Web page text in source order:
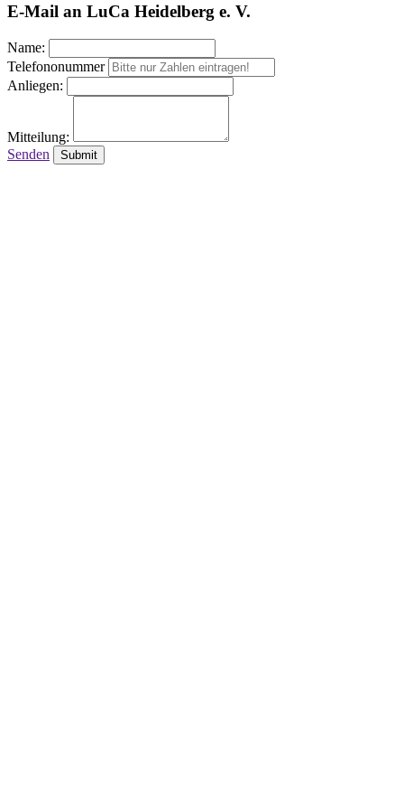
E-Mail an LuCa Heidelberg e. V.
Name:
Telefononummer
Anliegen:
Mitteilung:
Senden